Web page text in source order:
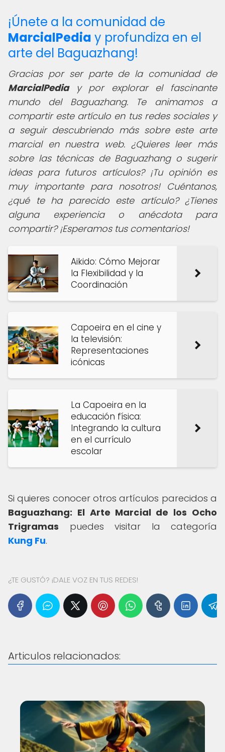
¡Únete a la comunidad de
MarcialPedia y profundiza en el
arte del Baguazhang!
Gracias por ser parte de la comunidad de
MarcialPediay por explorar el fascinante
mundo del Baguazhang. Te animamos a
compartir este artículo en tus redes sociales y
a seguir descubriendo más sobre este arte
marcial en nuestra web. ¿Quieres leer más
sobre las técnicas de Baguazhang o sugerir
ideas para futuros artículos? ¡Tu opinión es
muy importante para nosotros! Cuéntanos,
¿qué te ha parecido este artículo? ¿Tienes
alguna experiencia o anécdota para
compartir? ¡Esperamos tus comentarios!
Aikido: Cómo Mejorar
la Flexibilidad y la
Coordinación
Capoeira en el cine y
la televisión:
Representaciones
icónicas
La Capoeira en la
educación física:
Integrando la cultura
en el currículo
escolar
Si quieres conocer otros artículos parecidos a
Baguazhang: El Arte Marcial de los Ocho
Trigramas puedes visitar la categoría
Kung Fu.
¿TE GUSTÓ? ¡DALE VOZ EN TUS REDES!
Articulos relacionados: